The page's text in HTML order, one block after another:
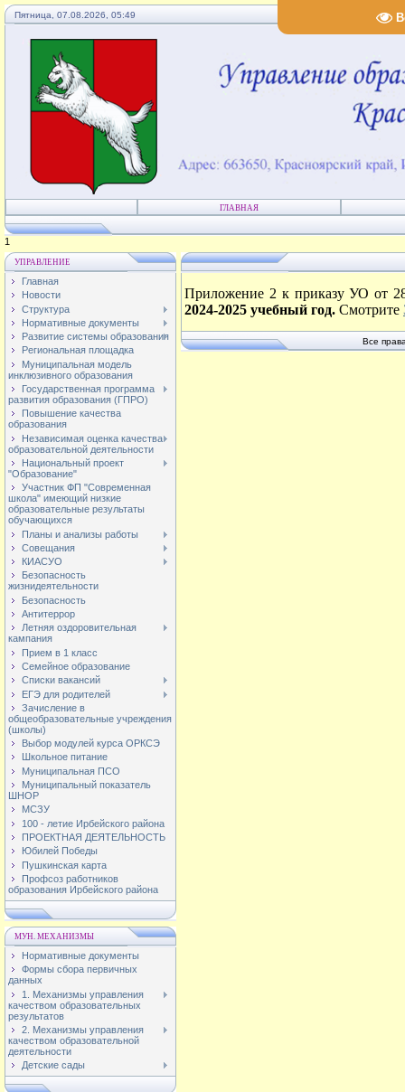
Пятница, 07.08.2026, 05:49
ГЛАВНАЯ
2
УПРАВЛЕНИЕ
Главная
Новости
Структура
Нормативные документы
Развитие системы образования
Региональная площадка
Муниципальная модель
инклюзивного образования
Государственная программа
развития образования (ГПРО)
Повышение качества
образования
Независимая оценка качества
образовательной деятельности
Национальный проект
"Образование"
Участник ФП "Современная
школа" имеющий низкие
образовательные результаты
обучающихся
Планы и анализы работы
Совещания
КИАСУО
Безопасность
жизнидеятельности
Безопасность
Антитеррор
Летняя оздоровительная
кампания
Прием в 1 класс
Семейное образование
Списки вакансий
ЕГЭ для родителей
Зачисление в
общеобразовательные учреждения
(школы)
Выбор модулей курса ОРКСЭ
Школьное питание
Муниципальная ПСО
Муниципальный показатель
ШНОР
МСЗУ
100 - летие Ирбейского района
ПРОЕКТНАЯ ДЕЯТЕЛЬНОСТЬ
Юбилей Победы
Пушкинская карта
Профсоз работников
образования Ирбейского района
МУН. МЕХАНИЗМЫ
Нормативные документы
Формы сбора первичных
данных
1. Механизмы управления
качеством образовательных
результатов
2. Механизмы управления
качеством образовательной
деятельности
Детские сады
Приложение 2 к приказу УО от
2024-2025 учебный год. Смотрите
Все